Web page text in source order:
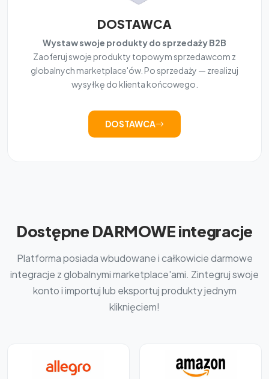
DOSTAWCA
Wystaw swoje produkty do sprzedaży B2B
Zaoferuj swoje produkty topowym sprzedawcom z
globalnych marketplace'ów. Po sprzedaży — zrealizuj
wysyłkę do klienta końcowego.
DOSTAWCA
Dostępne DARMOWE integracje
Platforma posiada wbudowane i całkowicie darmowe
integracje z globalnymi marketplace'ami. Zintegruj swoje
konto i importuj lub eksportuj produkty jednym
kliknięciem!